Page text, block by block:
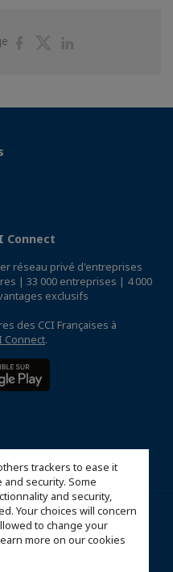
trackers to ease it
security. Some
and security,
Your choices will concern
to change your
more on our cookies
PartagerPartager
Connect
réseau privé d'entreprises
| 33 000 entreprises | 4 000
exclusifs
des CCI Françaises à
Connect.
de vente